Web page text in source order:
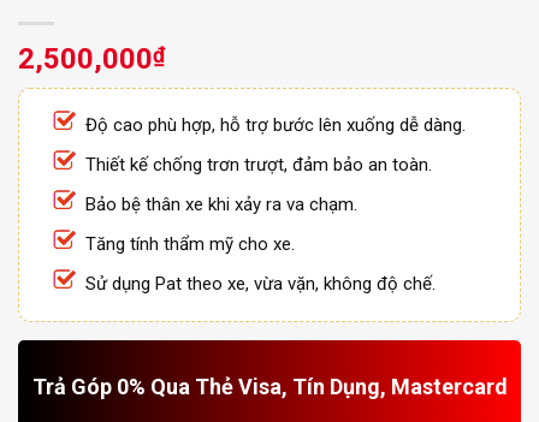
2,500,000₫
Độ cao phù hợp, hỗ trợ bước lên xuống dễ dàng.
Thiết kế chống trơn trượt, đảm bảo an toàn.
Bảo bệ thân xe khi xảy ra va chạm.
Tăng tính thẩm mỹ cho xe.
Sử dụng Pat theo xe, vừa vặn, không độ chế.
Trả Góp 0% Qua Thẻ Visa, Tín Dụng, Mastercard